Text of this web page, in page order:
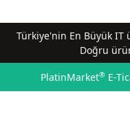
Türkiye'nin En Büyük IT
Doğru
PlatinMarket®E-